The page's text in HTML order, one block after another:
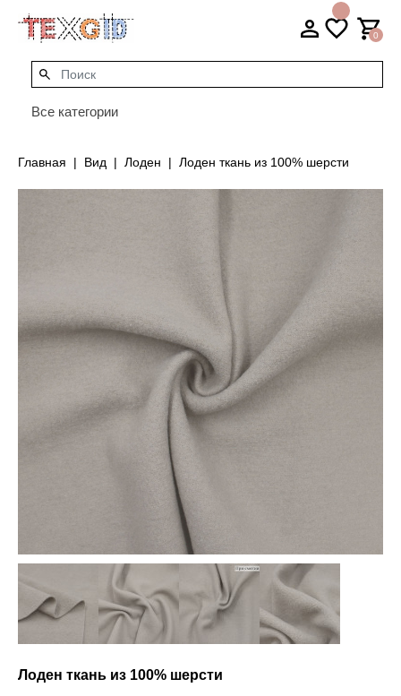
0
Все категории
Главная Вид Лоден Лоден ткань из 100% шерсти
Лоден ткань из 100% шерсти